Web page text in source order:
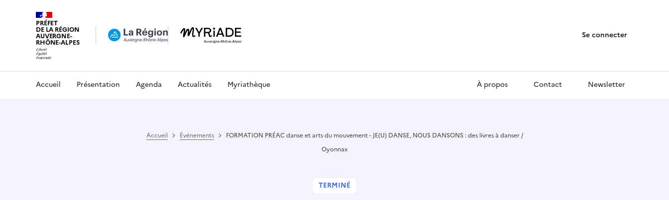
PRÉFET
DE LA RÉGION
AUVERGNE-
RHÔNE-ALPES
Se connecter
Accueil Présentation Agenda Actualités Myriathèque À propos Contact Newsletter
Accueil Événements
FORMATION PRÉAC danse et arts du mouvement - JE(U) DANSE, NOUS DANSONS : des livres à danser /
Oyonnax
TERMINÉ